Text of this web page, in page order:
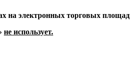
на электронных торговых
не использует.